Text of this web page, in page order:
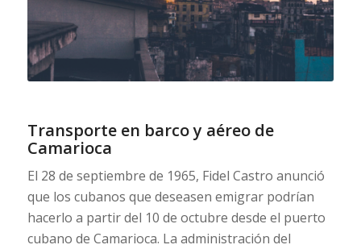
Transporte en barco y aéreo de
Camarioca
El 28 de septiembre de 1965, Fidel Castro anunció
que los cubanos que deseasen emigrar podrían
hacerlo a partir del 10 de octubre desde el puerto
cubano de Camarioca. La administración del